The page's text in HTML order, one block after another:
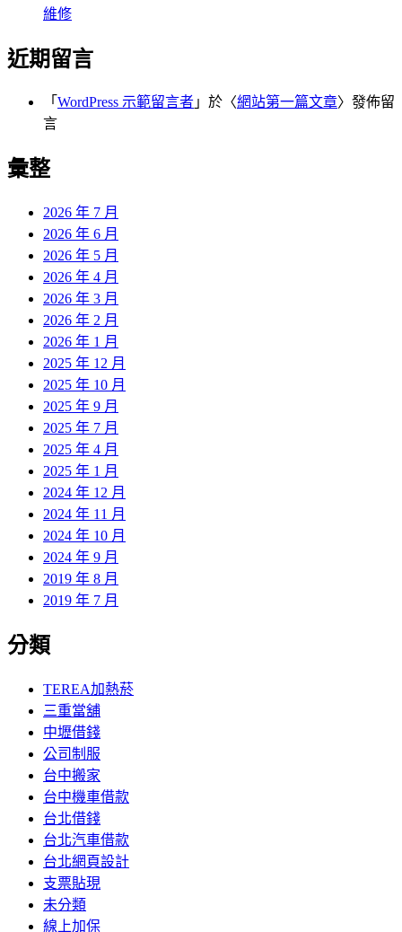
維修
近期留言
「 WordPress 示範留言者 」於〈網站第一篇文章〉發佈留
言
彙整
2026 年 7 月
2026 年 6 月
2026 年 5 月
2026 年 4 月
2026 年 3 月
2026 年 2 月
2026 年 1 月
2025 年 12 月
2025 年 10 月
2025 年 9 月
2025 年 7 月
2025 年 4 月
2025 年 1 月
2024 年 12 月
2024 年 11 月
2024 年 10 月
2024 年 9 月
2019 年 8 月
2019 年 7 月
分類
TEREA加熱菸
三重當舖
中壢借錢
公司制服
台中搬家
台中機車借款
台北借錢
台北汽車借款
台北網頁設計
支票貼現
未分類
線上加保